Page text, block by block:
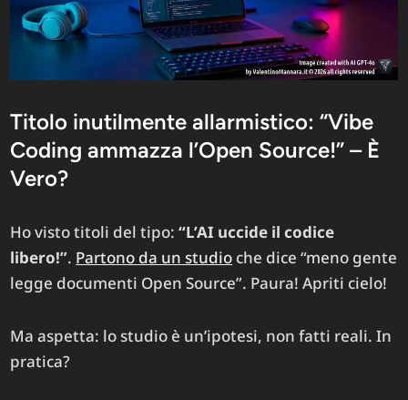
Titolo inutilmente allarmistico: “Vibe
Coding ammazza l’Open Source!” – È
Vero?
Ho visto titoli del tipo:“L’AI uccide il codice
libero!”. Partono da un studio che dice “meno gente
legge documenti Open Source”. Paura!​ Apriti cielo!
Ma aspetta: lo studio è un’ipotesi, non fatti reali. In
pratica?